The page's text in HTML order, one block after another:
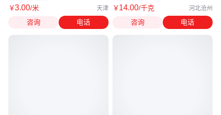
￥3.00/米 天津
咨询 电话
￥14.00/千克 河北沧州
咨询 电话